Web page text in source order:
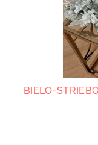
BIELO-